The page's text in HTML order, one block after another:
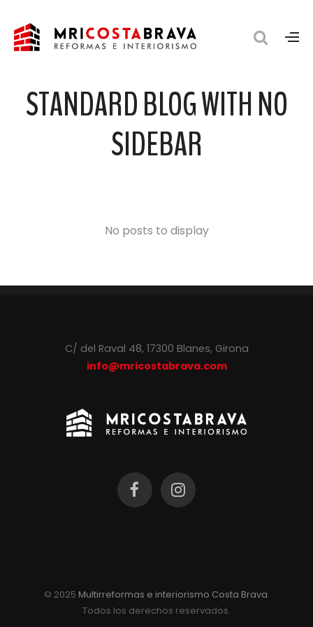
STANDARD BLOG WITH NO
SIDEBAR
No posts to display
C/ del Raval 48, 17300 Blanes, Girona
info@mricostabrava.com
© 2025 Multirreformas e interiorismo Costa Brava.
Todos los derechos reservados.